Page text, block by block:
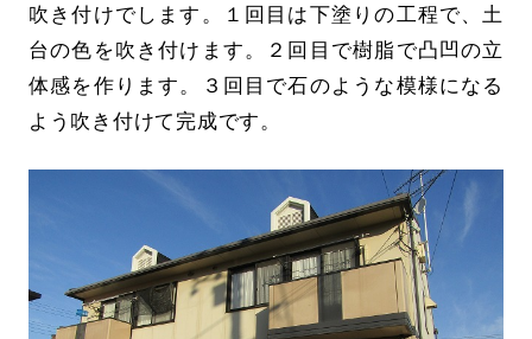
吹き付けでします。１回目は下塗りの工程で、土
台の色を吹き付けます。２回目で樹脂で凸凹の立
体感を作ります。３回目で石のような模様になる
よう吹き付けて完成です。